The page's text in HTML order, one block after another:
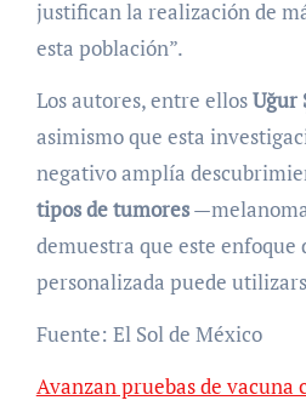
justifican la realización de
esta población”.
Los autores, entre ellosUğur
asimismo que esta
negativo amplía
tipos de tumores
demuestra que este enfoque
personalizada puede
Fuente: El Sol de México
Avanzan pruebas de vacuna